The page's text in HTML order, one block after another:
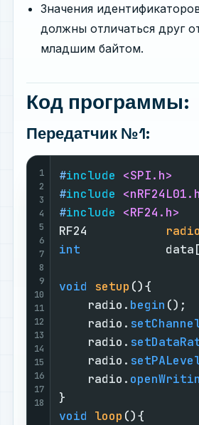
Значения
должны отличаться друг
младшим байтом.
Код программы:
Передатчик №1:
1
2
3
4
5
6
7
8
9
10
11
12
13
14
15
16
17
18
#include <SPI.h>
#include
#include <RF24.h>
RF24 radio
int
            data[
void setup (){
    radio.
begin
    radio.
    radio.
    radio.
    radio.
void loop (){